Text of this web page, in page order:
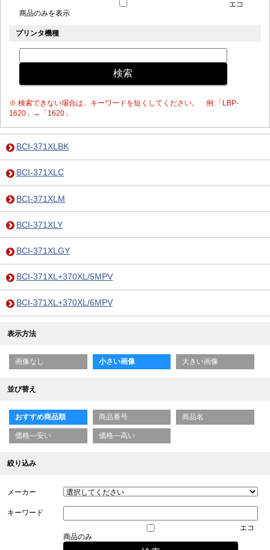
エコ
商品のみを表示
プリンタ機種
※ 検索できない場合は、キーワードを短くしてください。 例:「LBP-
1620」→「1620」
BCI-371XLBK
BCI-371XLC
BCI-371XLM
BCI-371XLY
BCI-371XLGY
BCI-371XL+370XL/5MPV
BCI-371XL+370XL/6MPV
表示方法
画像なし 小さい画像 大きい画像
並び替え
おすすめ商品順 商品番号 商品名
価格—安い 価格—高い
絞り込み
メーカー
キーワード
エコ
商品のみ